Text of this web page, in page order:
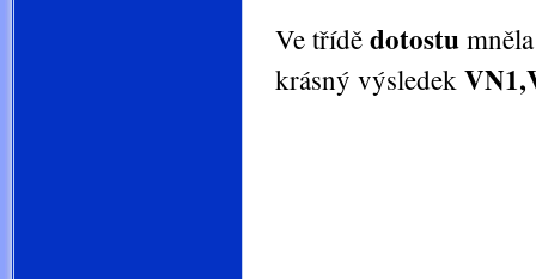
Ve třídě dotostu
krásný výsledek